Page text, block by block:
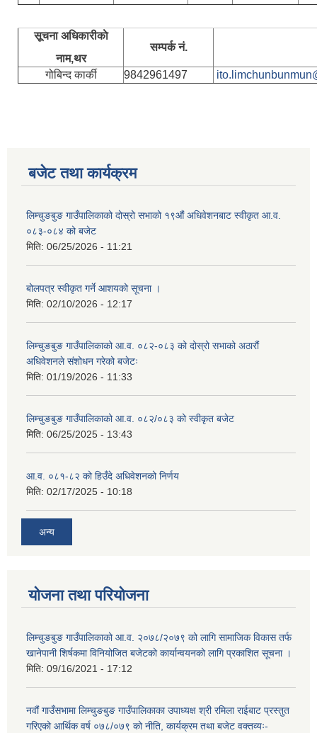
सूचना अधिकारीकाे
नाम,थर
सम्पर्क नं.
गोबिन्द कार्की 9842961497
बजेट तथा कार्यक्रम
लिम्चुङबुङ गाउँपालिकाको दोस्रो सभाको १९औं अधिवेशनबाट स्वीकृत आ.व.
०८३-०८४ को बजेट
मिति: 06/25/2026 - 11:21
बोलपत्र स्वीकृत गर्ने आशयको सूचना ।
मिति: 02/10/2026 - 12:17
लिम्चुङबुङ गाउँपालिकाको आ.व. ०८२-०८३ को दोस्रो सभाको अठारौं
अधिवेशनले संशोधन गरेको बजेटः
मिति: 01/19/2026 - 11:33
लिम्चुङबुङ गाउँपालिकाको आ.व. ०८२/०८३ को स्वीकृत बजेट
मिति: 06/25/2025 - 13:43
आ.व. ०८१-८२ को हिउँदे अधिवेशनको निर्णय
मिति: 02/17/2025 - 10:18
अन्य
योजना तथा परियोजना
लिम्चुङबुङ गाउँपालिकाको आ.व. २०७८/२०७९ को लागि सामाजिक विकास तर्फ
खानेपानी शिर्षकमा विनियोजित बजेटको कार्यान्वयनको लागि प्रकाशित सूचना ।
मिति: 09/16/2021 - 17:12
नवौं गाउँसभामा लिम्चुङबुङ गाउँपालिकाका उपाध्यक्ष श्री रमिला राईबाट प्रस्तुत
गरिएको आर्थिक वर्ष ०७८/०७९ को नीति, कार्यक्रम तथा बजेट वक्तव्यः-